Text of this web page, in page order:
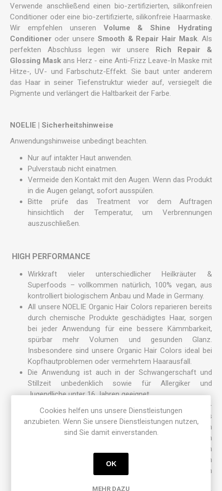
Verwende anschließend einen bio-zertifizierten, silikonfreien
Conditioner oder eine bio-zertifizierte, silikonfreie Haarmaske.
Wir empfehlen unseren Volume & Shine Hydrating
Conditioner oder unsere Smooth & Repair Hair Mask. Als
perfekten Abschluss legen wir unsere Rich Repair &
Glossing Mask ans Herz - eine Anti-Frizz Leave-In Maske mit
Hitze-, UV- und Farbschutz-Effekt. Sie baut unter anderem
das Haar in seiner Tiefenstruktur wieder auf, versiegelt die
Pigmente und verlängert die Haltbarkeit der Farbe.
NOELIE | Sicherheitshinweise
Anwendungshinweise unbedingt beachten.
Nur auf intakter Haut anwenden.
Pulverstaub nicht einatmen.
Vermeide den Kontakt mit den Augen. Wenn das Produkt
in die Augen gelangt, sofort ausspülen.
Bitte prüfe das Treatment vor dem Auftragen
hinsichtlich der Temperatur, um Verbrennungen
auszuschließen.
HIGH PERFORMANCE
Wirkkraft vieler unterschiedlicher Heilkräuter &
Superfoods – vollkommen natürlich, 100% vegan, aus
kontrolliert biologischem Anbau und Made in Germany.
All unsere NOELIE Organic Hair Colors reparieren bereits
durch chemische Produkte geschädigtes Haar, sorgen
bei jeder Anwendung für eine bessere Kämmbarkeit,
spürbar mehr Volumen und gesunden Glanz.
Insbesondere sind unsere Organic Hair Colors ideal bei
Kopfhautproblemen oder vermehrtem Haarausfall.
Die Anwendung ist auch in der Schwangerschaft und
Stillzeit unbedenklich sowie für Allergiker und
Jugendliche unter 16 Jahren geeignet.
Dank unserer einzigartigen und revolutionären 3HC-
Technologie®, dem Molekülkomplex aus
Polysacchariden und Liposomen, werden die natürlichen
Farbpigmente tief ins Innere der Haarfasern
transportiert und umhüllen das Haar mit einem
schützenden und strukturaufbauenden Film. Dadurch
bleibt die Farbe länger erhalten und das Haar wird von
Cookies helfen uns unsere Dienstleistungen
anzubieten. Wenn Sie unsere Dienstleistungen nutzen,
sind Sie damit einverstanden.
OK
MEHR DAZU